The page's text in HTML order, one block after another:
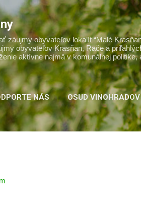
Preskočiť na hlavný
záujmy obyvateľov lokalít “Malé
obyvateľov Krasňan, Rače a
aktívne najmä v komunálnej
NÁS OSUD VINOHRADOV
STANOVY VIAC…